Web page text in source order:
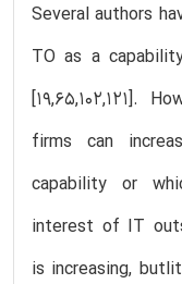
Several authors
TO as a
[19,65,102,121].
firms can
capability or
interest of IT
is increasing,